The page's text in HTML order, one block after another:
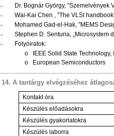
-
Dr. Bognár György,
-
Wai-Kai Chen , ”The VLSI
-
Mohamed Gad-el-Hak, ”MEMS
-
Stephen D. Senturia, „Microsystem
-
Folyóiratok:
o
IEEE Solid State Technology,
o
European Semiconductors
14. A tantárgy elvégzéséhez
Kontakt óra
Készülés előadásokra
Készülés gyakorlatokra
Készülés laborra